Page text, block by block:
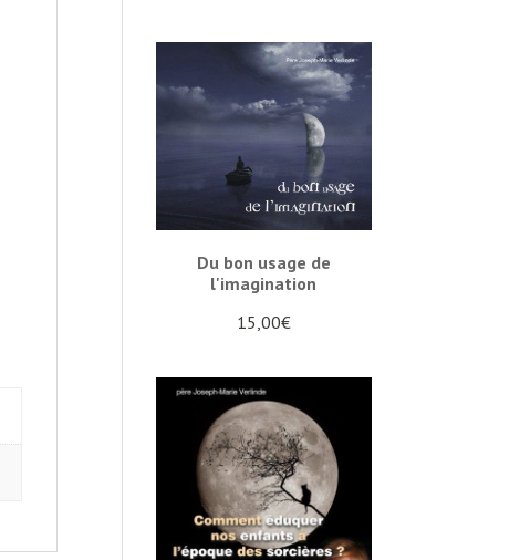
Du bon usage de
l'imagination
15,00€